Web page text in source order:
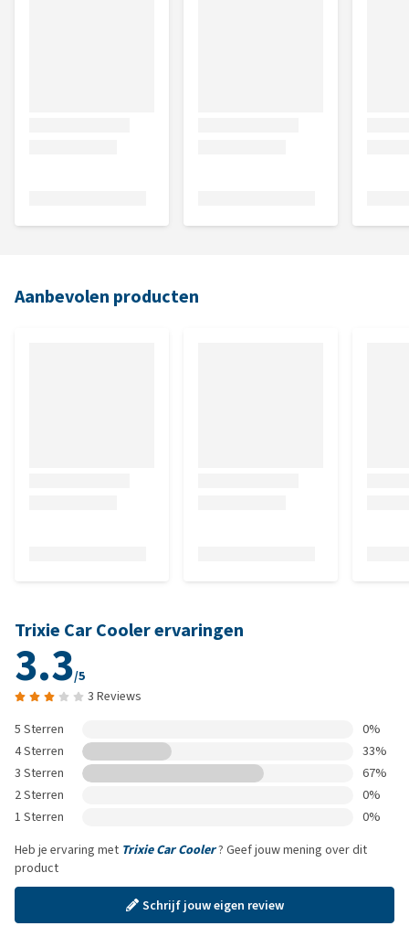
Aanbevolen producten
Trixie Car Cooler ervaringen
3.3/5
3 Reviews
5 Sterren
0%
4 Sterren
33%
3 Sterren
67%
2 Sterren
0%
1 Sterren
0%
Heb je ervaring met Trixie Car Cooler? Geef jouw mening over dit
product
Schrijf jouw eigen review